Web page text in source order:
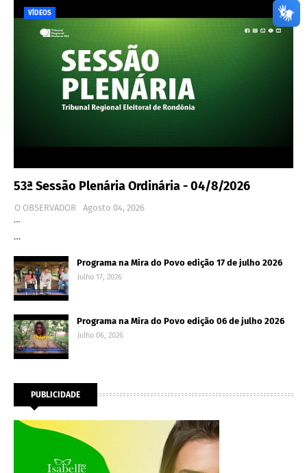
VÍDEOS
53ª Sessão Plenária Ordinária - 04/8/2026
O OBSERVADOR
Agosto 04, 2026
…
…
Programa na Mira do Povo edição 17 de julho 2026
Julho 17, 2026
Programa na Mira do Povo edição 06 de julho 2026
Julho 06, 2026
PUBLICIDADE